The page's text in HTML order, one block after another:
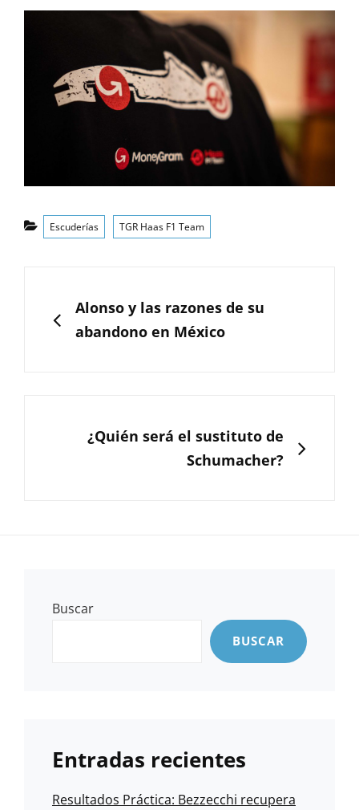
Categorías
Escuderías TGR Haas F1 Team
entradas
ANTERIOR
Alonso y las razones de su
abandono en México
SIGUIENTE
¿Quién será el sustituto de
Schumacher?
Buscar
BUSCAR
Entradas recientes
Resultados Práctica: Bezzecchi recupera